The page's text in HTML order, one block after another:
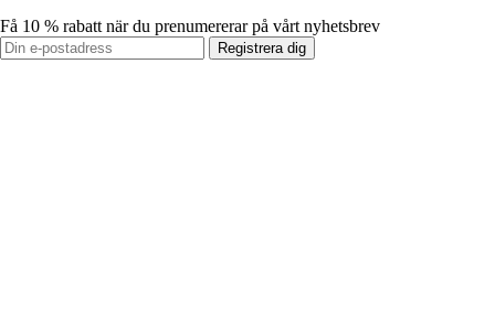
Få 10 % rabatt när du prenumererar på vårt nyhetsbrev
Registrera dig